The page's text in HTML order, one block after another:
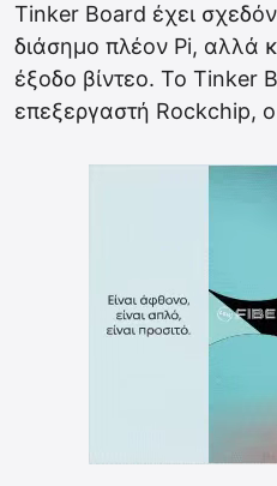
Tinker Board έχει
διάσημο πλέον Pi, αλλά
έξοδο βίντεο. Το Tinker
επεξεργαστή Rockchip,